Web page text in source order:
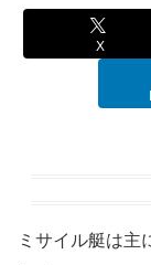
X
ミサイル艇は主